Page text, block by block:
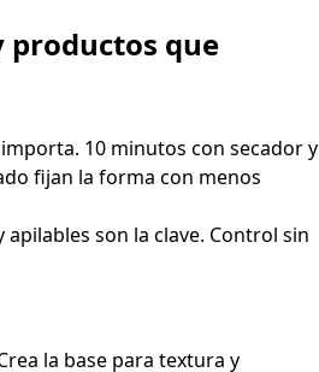
productos que
10 minutos con secador y
fijan la forma con menos
son la clave. Control sin
la base para textura y